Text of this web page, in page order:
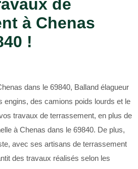
de
à Chenas
!
dans le 69840, Balland élagueur
engins, des camions poids lourds et le
travaux de terrassement, en plus de
à Chenas dans le 69840. De plus,
avec ses artisans de terrassement
des travaux réalisés selon les